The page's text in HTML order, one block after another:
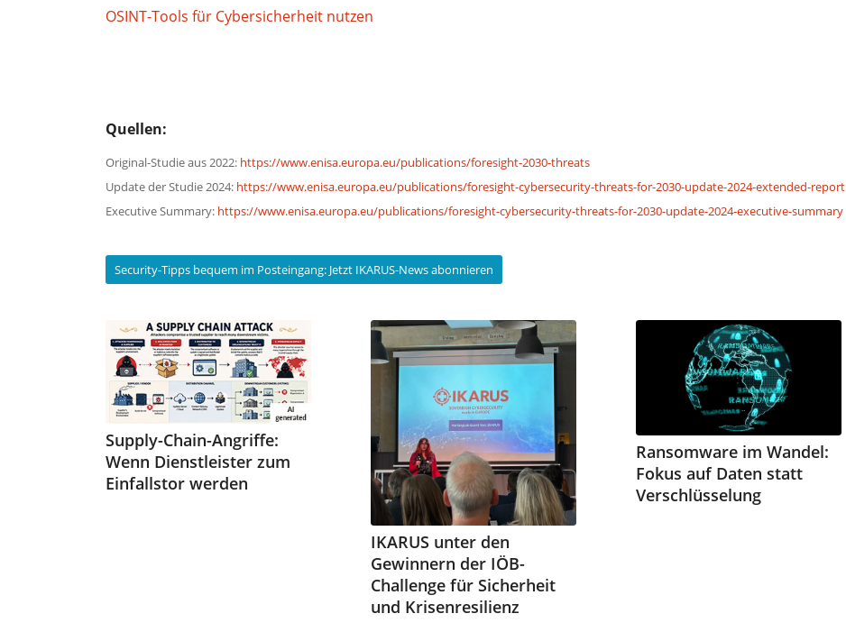
OSINT-Tools für Cybersicherheit nutzen
Quellen:
Original-Studie aus 2022: https://www.enisa.europa.eu/publications/foresight-2030-threats
Update der Studie 2024: https://www.enisa.europa.eu/publications/foresight-cybersecurity-threats-for-2030-update-2024-extended-report
Executive Summary: https://www.enisa.europa.eu/publications/foresight-cybersecurity-threats-for-2030-update-2024-executive-summary
Security-Tipps bequem im Posteingang: Jetzt IKARUS-News abonnieren
Supply-Chain-Angriffe:
Wenn Dienstleister zum
Einfallstor werden
IKARUS unter den
Gewinnern der IÖB-
Challenge für Sicherheit
und Krisenresilienz
Ransomware im Wandel:
Fokus auf Daten statt
Verschlüsselung